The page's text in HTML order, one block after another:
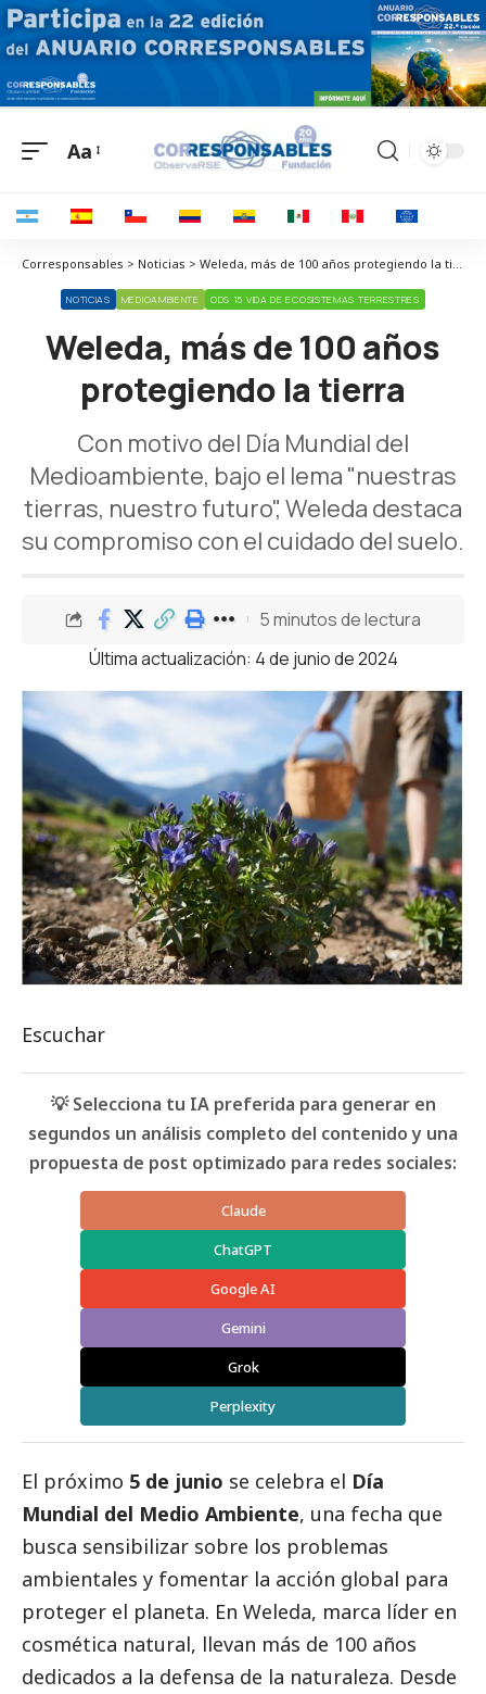
Aa
Corresponsables > Noticias > Weleda, más de 100 años protegiendo la tierra
NOTICIAS MEDIOAMBIENTE ODS 15 VIDA DE ECOSISTEMAS TERRESTRES
Weleda, más de 100 años
protegiendo la tierra
Con motivo del Día Mundial del
Medioambiente, bajo el lema "nuestras
tierras, nuestro futuro", Weleda destaca
su compromiso con el cuidado del suelo.
Última actualización: 4 de junio de 2024
5 minutos de lectura
Escuchar
💡 Selecciona tu IA preferida para generar en
segundos un análisis completo del contenido y una
propuesta de post optimizado para redes sociales:
Claude
ChatGPT
Google AI
Gemini
Grok
Perplexity
El próximo 5 de junio se celebra el Día
Mundial del Medio Ambiente, una fecha que
busca sensibilizar sobre los problemas
ambientales y fomentar la acción global para
proteger el planeta. En Weleda, marca líder en
cosmética natural, llevan más de 100 años
dedicados a la defensa de la naturaleza. Desde